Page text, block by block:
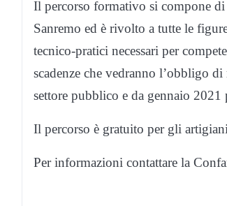
Il percorso formativo si compone
Sanremo ed è rivolto a tutte le
tecnico-pratici necessari per
scadenze che vedranno l’obbligo
settore pubblico e da gennaio
Il percorso è gratuito per gli
Per informazioni contattare la